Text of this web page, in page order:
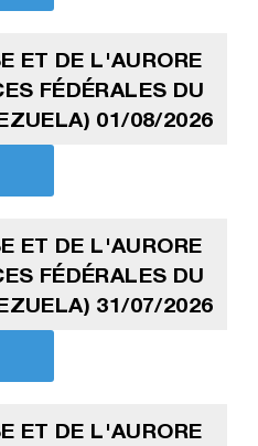
ET DE L'AURORE
FÉDÉRALES DU
01/08/2026
ET DE L'AURORE
FÉDÉRALES DU
31/07/2026
ET DE L'AURORE